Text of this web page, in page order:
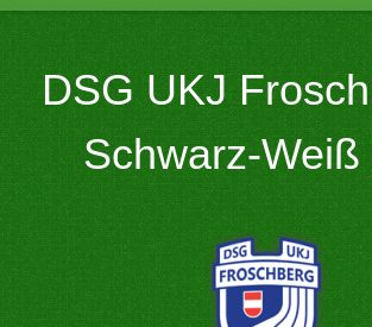
DSG UKJ
Schwarz-Weiß